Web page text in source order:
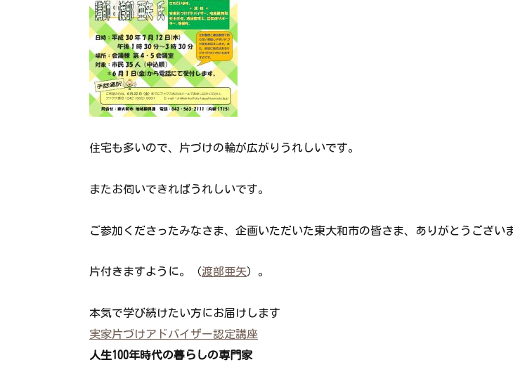
住宅も多いので、片づけの輪が広がりうれしいです。
またお伺いできればうれしいです。
ご参加くださったみなさま、企画いただいた東大和市の皆さま、ありがとうござい
片付きますように。（渡部亜矢）。
本気で学び続けたい方にお届けします
実家片づけアドバイザー認定講座
人生100年時代の暮らしの専門家